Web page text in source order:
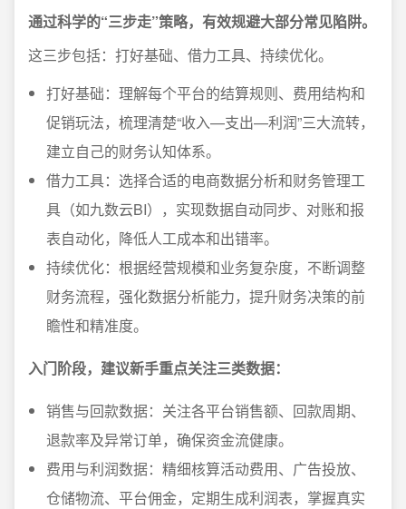
通过科学的“三步走”策略，有效规避大部分常见陷阱。
这三步包括：打好基础、借力工具、持续优化。
打好基础：理解每个平台的结算规则、费用结构和
促销玩法，梳理清楚“收入—支出—利润”三大流转，
建立自己的财务认知体系。
借力工具：选择合适的电商数据分析和财务管理工
具（如九数云BI），实现数据自动同步、对账和报
表自动化，降低人工成本和出错率。
持续优化：根据经营规模和业务复杂度，不断调整
财务流程，强化数据分析能力，提升财务决策的前
瞻性和精准度。
入门阶段，建议新手重点关注三类数据：
销售与回款数据：关注各平台销售额、回款周期、
退款率及异常订单，确保资金流健康。
费用与利润数据：精细核算活动费用、广告投放、
仓储物流、平台佣金，定期生成利润表，掌握真实